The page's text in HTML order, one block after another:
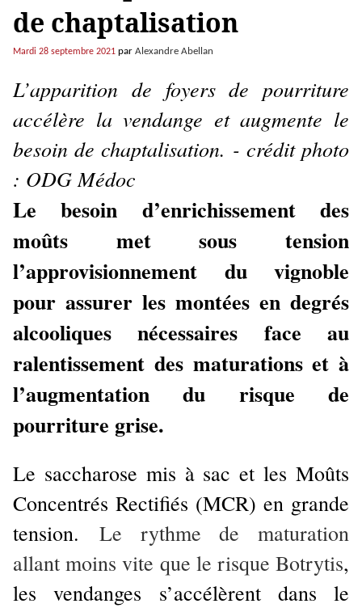
de chaptalisation
Mardi 28 septembre 2021 par Alexandre Abellan
L’apparition de foyers de pourriture
accélère la vendange et augmente le
besoin de chaptalisation. - crédit photo
: ODG Médoc
Le besoin d’enrichissement des
moûts met sous tension
l’approvisionnement du vignoble
pour assurer les montées en degrés
alcooliques nécessaires face au
ralentissement des maturations et à
l’augmentation du risque de
pourriture grise.
Le saccharose mis à sac et les Moûts
Concentrés Rectifiés (MCR) en grande
tension. Le rythme de maturation
allant moins vite que le risque Botrytis,
les vendanges s’accélèrent dans le